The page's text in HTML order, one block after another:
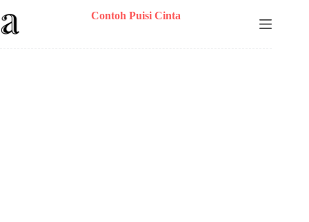
to
content
Contoh Puisi Cinta